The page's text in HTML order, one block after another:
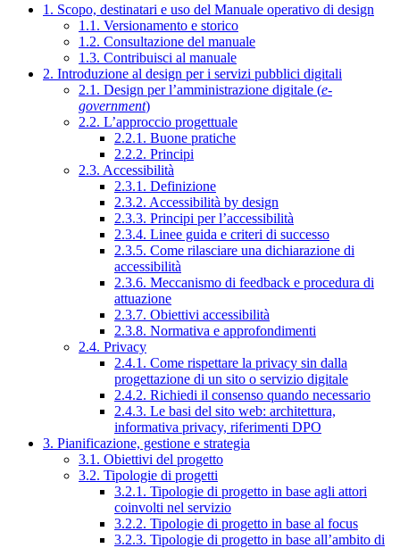
1. Scopo, destinatari e uso del Manuale operativo di design
1.1. Versionamento e storico
1.2. Consultazione del manuale
1.3. Contribuisci al manuale
2. Introduzione al design per i servizi pubblici digitali
2.1. Design per l’amministrazione digitale (e-
government)
2.2. L’approccio progettuale
2.2.1. Buone pratiche
2.2.2. Principi
2.3. Accessibilità
2.3.1. Definizione
2.3.2. Accessibilità by design
2.3.3. Principi per l’accessibilità
2.3.4. Linee guida e criteri di successo
2.3.5. Come rilasciare una dichiarazione di
accessibilità
2.3.6. Meccanismo di feedback e procedura di
attuazione
2.3.7. Obiettivi accessibilità
2.3.8. Normativa e approfondimenti
2.4. Privacy
2.4.1. Come rispettare la privacy sin dalla
progettazione di un sito o servizio digitale
2.4.2. Richiedi il consenso quando necessario
2.4.3. Le basi del sito web: architettura,
informativa privacy, riferimenti DPO
3. Pianificazione, gestione e strategia
3.1. Obiettivi del progetto
3.2. Tipologie di progetti
3.2.1. Tipologie di progetto in base agli attori
coinvolti nel servizio
3.2.2. Tipologie di progetto in base al focus
3.2.3. Tipologie di progetto in base all’ambito di